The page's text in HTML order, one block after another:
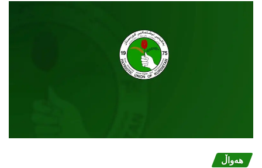
هەواڵ